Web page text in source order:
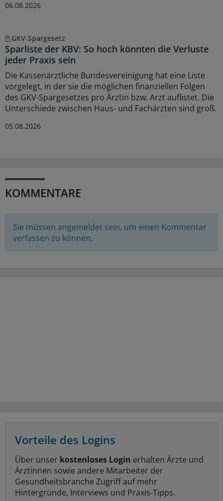
06.08.2026
GKV-Spargesetz
Sparliste der KBV: So hoch könnten die Verluste
jeder Praxis sein
Die Kassenärztliche Bundesvereinigung hat eine Liste
vorgelegt, in der sie die möglichen finanziellen Folgen
des GKV-Spargesetzes pro Ärztin bzw. Arzt auflistet. Die
Unterschiede zwischen Haus- und Fachärzten sind groß.
05.08.2026
KOMMENTARE
Sie müssen angemeldet sein, um einen Kommentar
verfassen zu können.
Vorteile des Logins
Über unser kostenloses Login erhalten Ärzte und
Ärztinnen sowie andere Mitarbeiter der
Gesundheitsbranche Zugriff auf mehr
Hintergründe, Interviews und Praxis-Tipps.